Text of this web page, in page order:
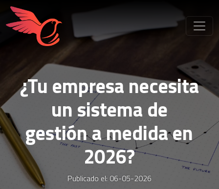
¿Tu empresa necesita
un sistema de
gestión a medida en
2026?
Publicado el: 06-05-2026